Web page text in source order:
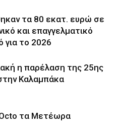
τα 80 εκατ. ευρώ σε
και επαγγελματικό
για το 2026
η παρέλαση της 25ης
Καλαμπάκα
τα Μετέωρα